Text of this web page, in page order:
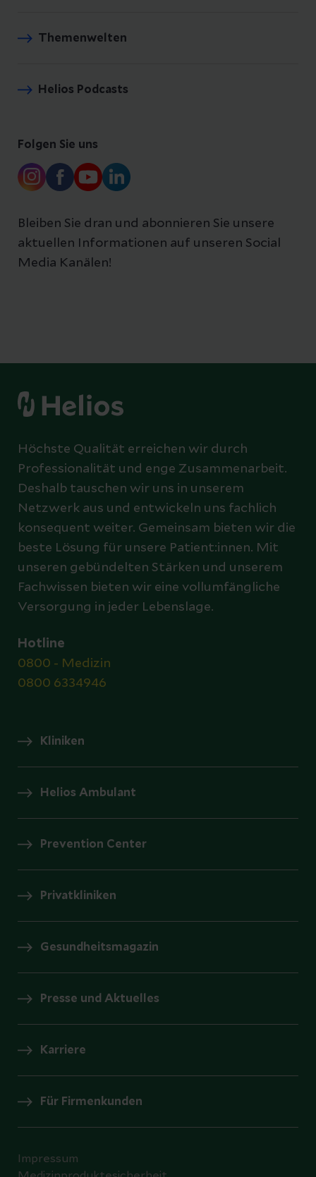
Themenwelten
Helios Podcasts
Folgen Sie uns
Bleiben Sie dran und abonnieren Sie unsere
aktuellen Informationen auf unseren Social
Media Kanälen!
Höchste Qualität erreichen wir durch
Professionalität und enge Zusammenarbeit.
Deshalb tauschen wir uns in unserem
Netzwerk aus und entwickeln uns fachlich
konsequent weiter. Gemeinsam bieten wir die
beste Lösung für unsere Patient:innen. Mit
unseren gebündelten Stärken und unserem
Fachwissen bieten wir eine vollumfängliche
Versorgung in jeder Lebenslage.
Hotline
0800 - Medizin
0800 6334946
Kliniken
Helios Ambulant
Prevention Center
Privatkliniken
Gesundheitsmagazin
Presse und Aktuelles
Karriere
Für Firmenkunden
Impressum